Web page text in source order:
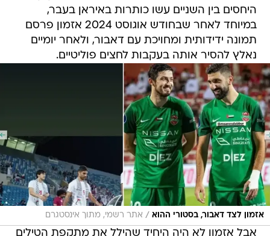
היחסים בין השניים עשו כותרות באיראן בעבר,
במיוחד לאחר שבחודש אוגוסט 2024 אזמון פרסם
תמונה ידידותית ומחויכת עם דאבור, ולאחר יומיים
נאלץ להסיר אותה בעקבות לחצים פוליטיים.
אזמון לצד דאבור, בסטורי ההוא / אתר רשמי, מתוך אינסטגרם
אבל אזמון לא היה היחיד שהילל את מתקפת הטילים